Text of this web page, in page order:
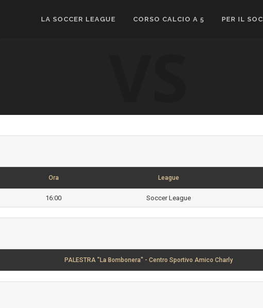
LA SOCCER LEAGUE CORSO CALCIO A 5 PER IL
Ora League
16:00 Soccer League
PALESTRA "La Bombonera" - Centro Sportivo Amico Charly